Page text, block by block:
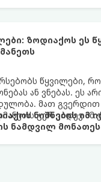
ზოდიაქოს ეს
წყვილები,
ან ვნებას. ეს
მათ გვერდით
ჯერ კიდევ ამ
ნიშნების
ნამდვილ